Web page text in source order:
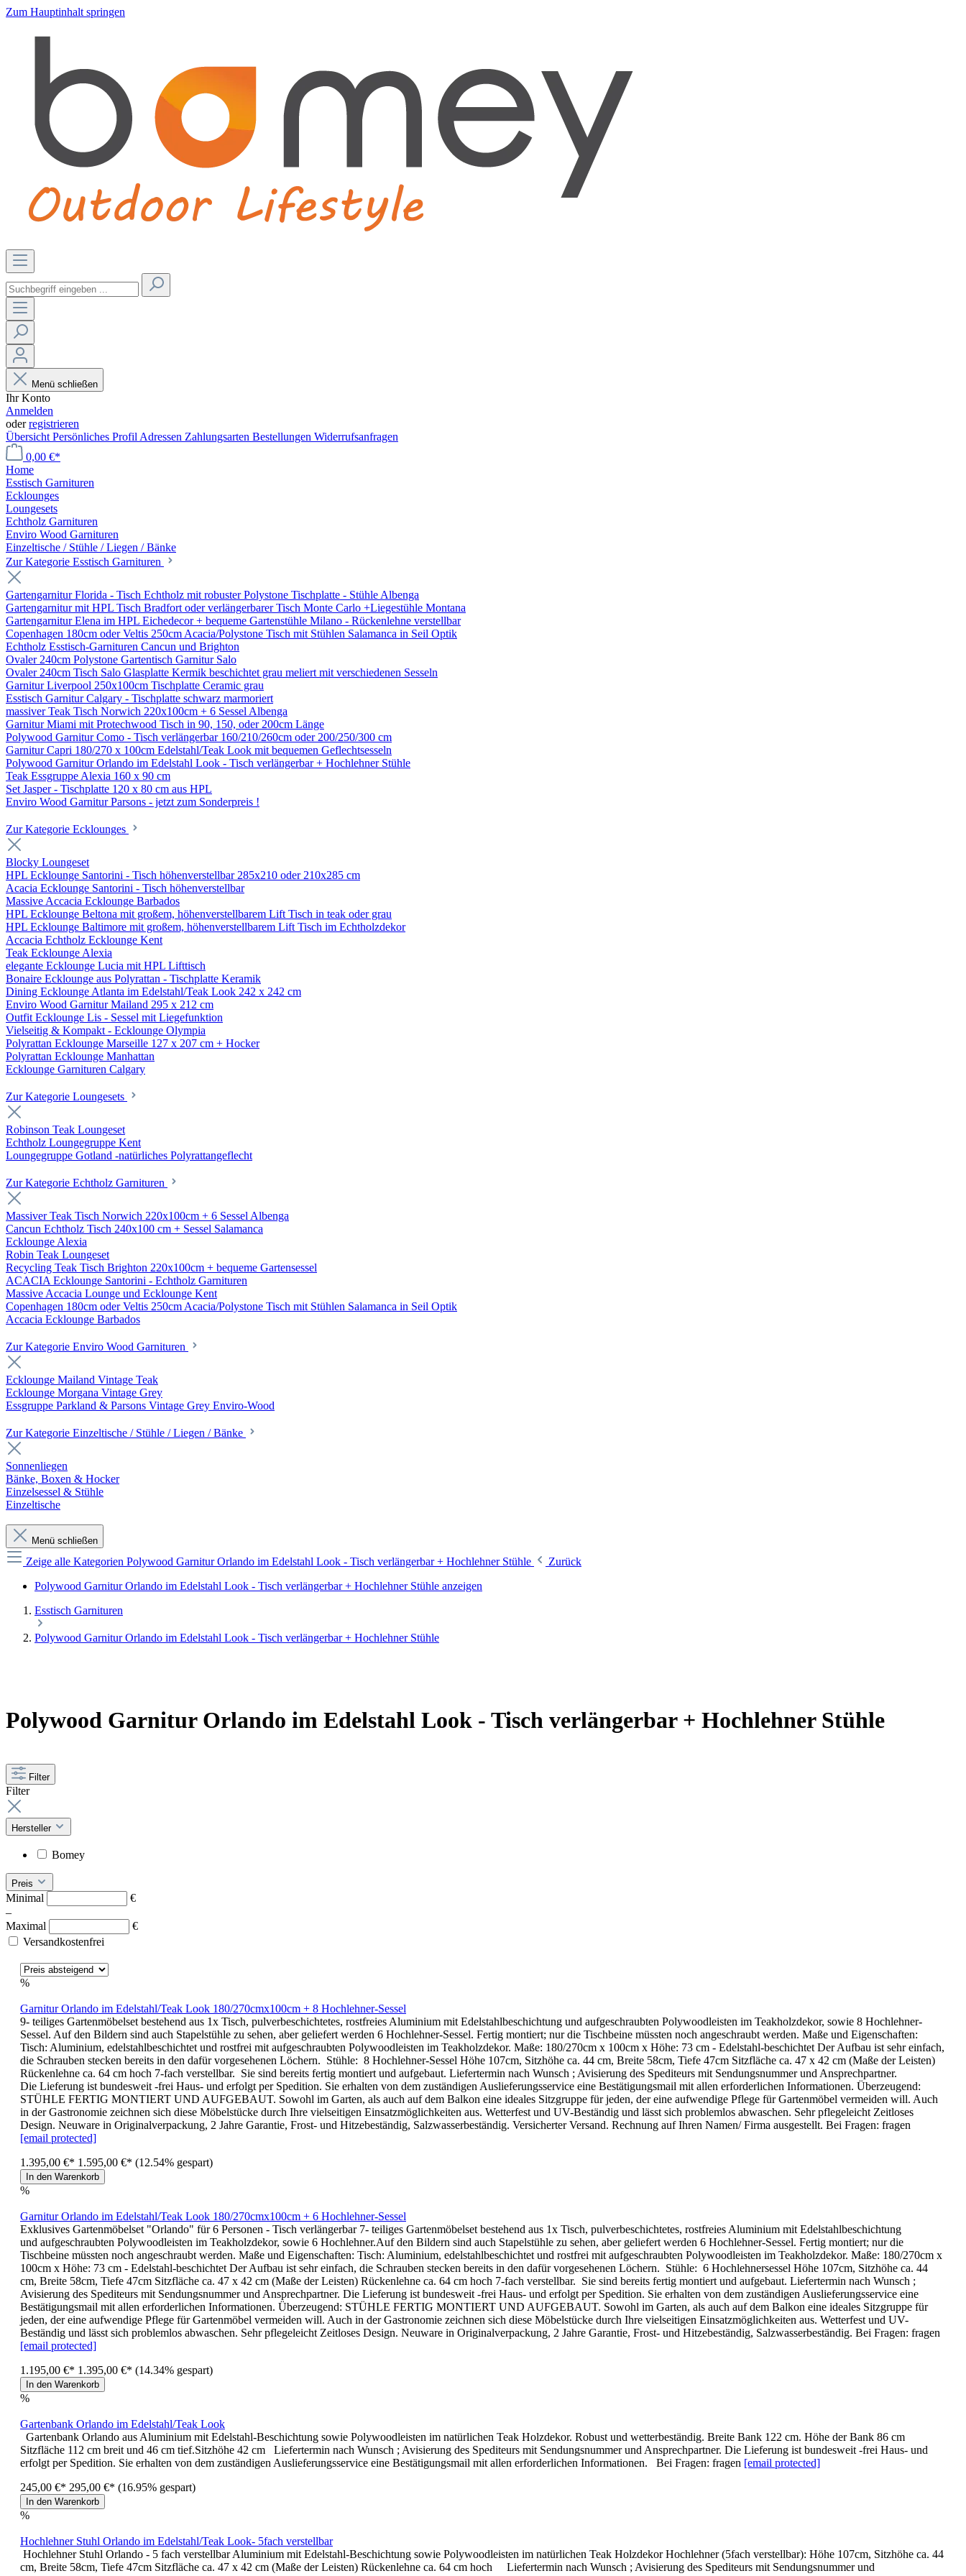
Zum Hauptinhalt springen
Menü schließen
Ihr Konto
Anmelden
oderregistrieren
Übersicht Persönliches Profil Adressen Zahlungsarten Bestellungen Widerrufsanfragen
0,00 €*
Home
Esstisch Garnituren
Ecklounges
Loungesets
Echtholz Garnituren
Enviro Wood Garnituren
Einzeltische / Stühle / Liegen / Bänke
Zur Kategorie Esstisch Garnituren
Gartengarnitur Florida - Tisch Echtholz mit robuster Polystone Tischplatte - Stühle Albenga
Gartengarnitur mit HPL Tisch Bradfort oder verlängerbarer Tisch Monte Carlo +Liegestühle Montana
Gartengarnitur Elena im HPL Eichedecor + bequeme Gartenstühle Milano - Rückenlehne verstellbar
Copenhagen 180cm oder Veltis 250cm Acacia/Polystone Tisch mit Stühlen Salamanca in Seil Optik
Echtholz Esstisch-Garnituren Cancun und Brighton
Ovaler 240cm Polystone Gartentisch Garnitur Salo
Ovaler 240cm Tisch Salo Glasplatte Kermik beschichtet grau meliert mit verschiedenen Sesseln
Garnitur Liverpool 250x100cm Tischplatte Ceramic grau
Esstisch Garnitur Calgary - Tischplatte schwarz marmoriert
massiver Teak Tisch Norwich 220x100cm + 6 Sessel Albenga
Garnitur Miami mit Protechwood Tisch in 90, 150, oder 200cm Länge
Polywood Garnitur Como - Tisch verlängerbar 160/210/260cm oder 200/250/300 cm
Garnitur Capri 180/270 x 100cm Edelstahl/Teak Look mit bequemen Geflechtsesseln
Polywood Garnitur Orlando im Edelstahl Look - Tisch verlängerbar + Hochlehner Stühle
Teak Essgruppe Alexia 160 x 90 cm
Set Jasper - Tischplatte 120 x 80 cm aus HPL
Enviro Wood Garnitur Parsons - jetzt zum Sonderpreis !
Zur Kategorie Ecklounges
Blocky Loungeset
HPL Ecklounge Santorini - Tisch höhenverstellbar 285x210 oder 210x285 cm
Acacia Ecklounge Santorini - Tisch höhenverstellbar
Massive Accacia Ecklounge Barbados
HPL Ecklounge Beltona mit großem, höhenverstellbarem Lift Tisch in teak oder grau
HPL Ecklounge Baltimore mit großem, höhenverstellbarem Lift Tisch im Echtholzdekor
Accacia Echtholz Ecklounge Kent
Teak Ecklounge Alexia
elegante Ecklounge Lucia mit HPL Lifttisch
Bonaire Ecklounge aus Polyrattan - Tischplatte Keramik
Dining Ecklounge Atlanta im Edelstahl/Teak Look 242 x 242 cm
Enviro Wood Garnitur Mailand 295 x 212 cm
Outfit Ecklounge Lis - Sessel mit Liegefunktion
Vielseitig & Kompakt - Ecklounge Olympia
Polyrattan Ecklounge Marseille 127 x 207 cm + Hocker
Polyrattan Ecklounge Manhattan
Ecklounge Garnituren Calgary
Zur Kategorie Loungesets
Robinson Teak Loungeset
Echtholz Loungegruppe Kent
Loungegruppe Gotland -natürliches Polyrattangeflecht
Zur Kategorie Echtholz Garnituren
Massiver Teak Tisch Norwich 220x100cm + 6 Sessel Albenga
Cancun Echtholz Tisch 240x100 cm + Sessel Salamanca
Ecklounge Alexia
Robin Teak Loungeset
Recycling Teak Tisch Brighton 220x100cm + bequeme Gartensessel
ACACIA Ecklounge Santorini - Echtholz Garnituren
Massive Accacia Lounge und Ecklounge Kent
Copenhagen 180cm oder Veltis 250cm Acacia/Polystone Tisch mit Stühlen Salamanca in Seil Optik
Accacia Ecklounge Barbados
Zur Kategorie Enviro Wood Garnituren
Ecklounge Mailand Vintage Teak
Ecklounge Morgana Vintage Grey
Essgruppe Parkland & Parsons Vintage Grey Enviro-Wood
Zur Kategorie Einzeltische / Stühle / Liegen / Bänke
Sonnenliegen
Bänke, Boxen & Hocker
Einzelsessel & Stühle
Einzeltische
Menü schließen
Zeige alle Kategorien Polywood Garnitur Orlando im Edelstahl Look - Tisch verlängerbar + Hochlehner Stühle
Zurück
Polywood Garnitur Orlando im Edelstahl Look - Tisch verlängerbar + Hochlehner Stühle anzeigen
Esstisch Garnituren
Polywood Garnitur Orlando im Edelstahl Look - Tisch verlängerbar + Hochlehner Stühle
Polywood Garnitur Orlando im Edelstahl Look - Tisch verlängerbar + Hochlehner Stühle
Filter
Filter
Hersteller
Bomey
Preis
Minimal
€
–
Maximal
€
Versandkostenfrei
%
Garnitur Orlando im Edelstahl/Teak Look 180/270cmx100cm + 8 Hochlehner-Sessel
9- teiliges Gartenmöbelset bestehend aus 1x Tisch, pulverbeschichtetes, rostfreies Aluminium mit Edelstahlbeschichtung und aufgeschraubten Polywoodleisten im Teakholzdekor, sowie 8 Hochlehner-
Sessel. Auf den Bildern sind auch Stapelstühle zu sehen, aber geliefert werden 6 Hochlehner-Sessel. Fertig montiert; nur die Tischbeine müssten noch angeschraubt werden. Maße und Eigenschaften:
Tisch: Aluminium, edelstahlbeschichtet und rostfrei mit aufgeschraubten Polywoodleisten im Teakholzdekor. Maße: 180/270cm x 100cm x Höhe: 73 cm - Edelstahl-beschichtet Der Aufbau ist sehr einfach,
die Schrauben stecken bereits in den dafür vorgesehenen Löchern. Stühle: 8 Hochlehner-Sessel Höhe 107cm, Sitzhöhe ca. 44 cm, Breite 58cm, Tiefe 47cm Sitzfläche ca. 47 x 42 cm (Maße der Leisten)
Rückenlehne ca. 64 cm hoch 7-fach verstellbar. Sie sind bereits fertig montiert und aufgebaut. Liefertermin nach Wunsch ; Avisierung des Spediteurs mit Sendungsnummer und Ansprechpartner.
Die Lieferung ist bundesweit -frei Haus- und erfolgt per Spedition. Sie erhalten von dem zuständigen Auslieferungsservice eine Bestätigungsmail mit allen erforderlichen Informationen. Überzeugend:
STÜHLE FERTIG MONTIERT UND AUFGEBAUT. Sowohl im Garten, als auch auf dem Balkon eine ideales Sitzgruppe für jeden, der eine aufwendige Pflege für Gartenmöbel vermeiden will. Auch
in der Gastronomie zeichnen sich diese Möbelstücke durch Ihre vielseitigen Einsatzmöglichkeiten aus. Wetterfest und UV-Beständig und lässt sich problemlos abwaschen. Sehr pflegeleicht Zeitloses
Design. Neuware in Originalverpackung, 2 Jahre Garantie, Frost- und Hitzebeständig, Salzwasserbeständig. Versicherter Versand. Rechnung auf Ihren Namen/ Firma ausgestellt. Bei Fragen: fragen
[email protected]
1.395,00 €* 1.595,00 €* (12.54% gespart)
In den Warenkorb
%
Garnitur Orlando im Edelstahl/Teak Look 180/270cmx100cm + 6 Hochlehner-Sessel
Exklusives Gartenmöbelset "Orlando" für 6 Personen - Tisch verlängerbar 7- teiliges Gartenmöbelset bestehend aus 1x Tisch, pulverbeschichtetes, rostfreies Aluminium mit Edelstahlbeschichtung
und aufgeschraubten Polywoodleisten im Teakholzdekor, sowie 6 Hochlehner.Auf den Bildern sind auch Stapelstühle zu sehen, aber geliefert werden 6 Hochlehner-Sessel. Fertig montiert; nur die
Tischbeine müssten noch angeschraubt werden. Maße und Eigenschaften: Tisch: Aluminium, edelstahlbeschichtet und rostfrei mit aufgeschraubten Polywoodleisten im Teakholzdekor. Maße: 180/270cm x
100cm x Höhe: 73 cm - Edelstahl-beschichtet Der Aufbau ist sehr einfach, die Schrauben stecken bereits in den dafür vorgesehenen Löchern. Stühle: 6 Hochlehnersessel Höhe 107cm, Sitzhöhe ca. 44
cm, Breite 58cm, Tiefe 47cm Sitzfläche ca. 47 x 42 cm (Maße der Leisten) Rückenlehne ca. 64 cm hoch 7-fach verstellbar. Sie sind bereits fertig montiert und aufgebaut. Liefertermin nach Wunsch ;
Avisierung des Spediteurs mit Sendungsnummer und Ansprechpartner. Die Lieferung ist bundesweit -frei Haus- und erfolgt per Spedition. Sie erhalten von dem zuständigen Auslieferungsservice eine
Bestätigungsmail mit allen erforderlichen Informationen. Überzeugend: STÜHLE FERTIG MONTIERT UND AUFGEBAUT. Sowohl im Garten, als auch auf dem Balkon eine ideales Sitzgruppe für
jeden, der eine aufwendige Pflege für Gartenmöbel vermeiden will. Auch in der Gastronomie zeichnen sich diese Möbelstücke durch Ihre vielseitigen Einsatzmöglichkeiten aus. Wetterfest und UV-
Beständig und lässt sich problemlos abwaschen. Sehr pflegeleicht Zeitloses Design. Neuware in Originalverpackung, 2 Jahre Garantie, Frost- und Hitzebeständig, Salzwasserbeständig. Bei Fragen: fragen
[email protected]
1.195,00 €* 1.395,00 €* (14.34% gespart)
In den Warenkorb
%
Gartenbank Orlando im Edelstahl/Teak Look
Gartenbank Orlando aus Aluminium mit Edelstahl-Beschichtung sowie Polywoodleisten im natürlichen Teak Holzdekor. Robust und wetterbeständig. Breite Bank 122 cm. Höhe der Bank 86 cm
Sitzfläche 112 cm breit und 46 cm tief.Sitzhöhe 42 cm Liefertermin nach Wunsch ; Avisierung des Spediteurs mit Sendungsnummer und Ansprechpartner. Die Lieferung ist bundesweit -frei Haus- und
erfolgt per Spedition. Sie erhalten von dem zuständigen Auslieferungsservice eine Bestätigungsmail mit allen erforderlichen Informationen. Bei Fragen: fragen [email protected]
245,00 €* 295,00 €* (16.95% gespart)
In den Warenkorb
%
Hochlehner Stuhl Orlando im Edelstahl/Teak Look- 5fach verstellbar
Hochlehner Stuhl Orlando - 5 fach verstellbar Aluminium mit Edelstahl-Beschichtung sowie Polywoodleisten im natürlichen Teak Holzdekor Hochlehner (5fach verstellbar): Höhe 107cm, Sitzhöhe ca. 44
cm, Breite 58cm, Tiefe 47cm Sitzfläche ca. 47 x 42 cm (Maße der Leisten) Rückenlehne ca. 64 cm hoch Liefertermin nach Wunsch ; Avisierung des Spediteurs mit Sendungsnummer und